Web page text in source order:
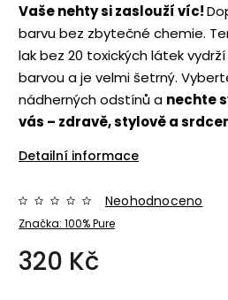
Vaše nehty si zaslouží víc!
barvu bez zbytečné chemie.
lak bez 20 toxických látek
barvou a je velmi šetrný.
nádherných odstínů a nechte
vás – zdravě, stylově a
Detailní informace
Značka: 100% Pure
Neohodnoceno
320 Kč